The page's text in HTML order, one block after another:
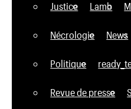
Justice Lamb
Nécrologie News
Politique
Revue de presse